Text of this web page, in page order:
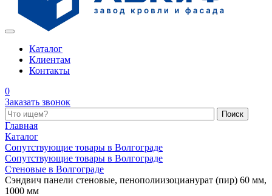
Каталог
Клиентам
Контакты
0
Заказать звонок
Поиск по каталогу
Главная
Каталог
Сопутствующие товары в Волгограде
Сопутствующие товары в Волгограде
Стеновые в Волгограде
Сэндвич панели стеновые, пенополиизоцианурат (пир) 60 мм,
1000 мм